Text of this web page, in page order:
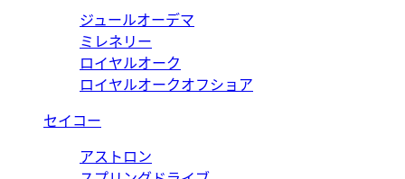
ジュールオーデマ
ミレネリー
ロイヤルオーク
ロイヤルオークオフショア
セイコー
アストロン